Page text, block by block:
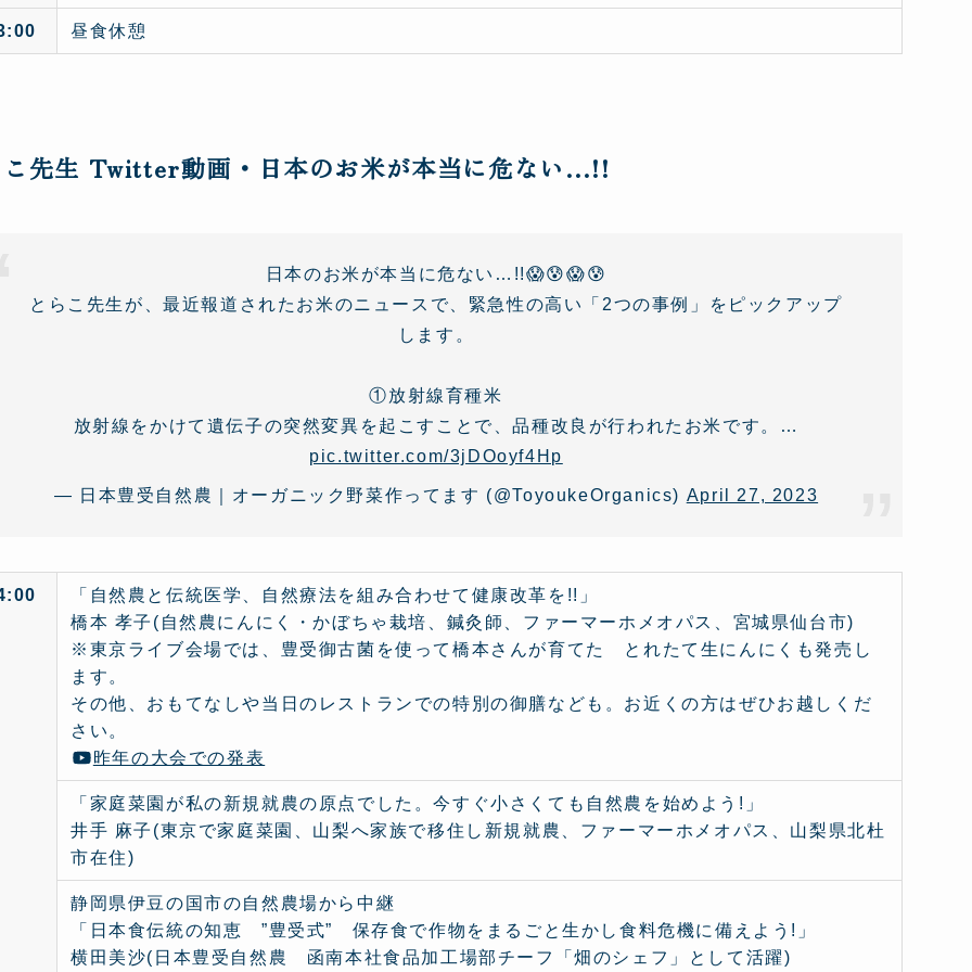
昼食休憩
先生 Twitter動画・日本のお米が本当に危ない…!!
日本のお米が本当に危ない…!!😱😰😱😰
とらこ先生が、最近報道されたお米のニュースで、緊急性の高い「2つの事例」をピックアップ
します。
①放射線育種米
放射線をかけて遺伝子の突然変異を起こすことで、品種改良が行われたお米です。…
pic.twitter.com/3jDOoyf4Hp
— 日本豊受自然農｜オーガニック野菜作ってます (@ToyoukeOrganics) April 27, 2023
「自然農と伝統医学、自然療法を組み合わせて健康改革を!!」
橋本 孝子(自然農にんにく・かぼちゃ栽培、鍼灸師、ファーマーホメオパス、宮城県仙台市)
※東京ライブ会場では、豊受御古菌を使って橋本さんが育てた とれたて生にんにくも発売し
ます。
その他、おもてなしや当日のレストランでの特別の御膳なども。お近くの方はぜひお越しくだ
さい。
昨年の大会での発表
「家庭菜園が私の新規就農の原点でした。今すぐ小さくても自然農を始めよう!」
井手 麻子(東京で家庭菜園、山梨へ家族で移住し新規就農、ファーマーホメオパス、山梨県北杜
市在住)
静岡県伊豆の国市の自然農場から中継
「日本食伝統の知恵 ”豊受式” 保存食で作物をまるごと生かし食料危機に備えよう!」
横田美沙(日本豊受自然農 函南本社食品加工場部チーフ「畑のシェフ」として活躍)